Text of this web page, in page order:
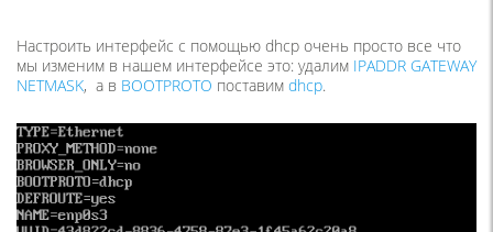
Настроить интерфейс с помощью dhcp очень просто все что
мы изменим в нашем интерфейсе это: удалим IPADDR GATEWAY
NETMASK, а в BOOTPROTO поставим dhcp.